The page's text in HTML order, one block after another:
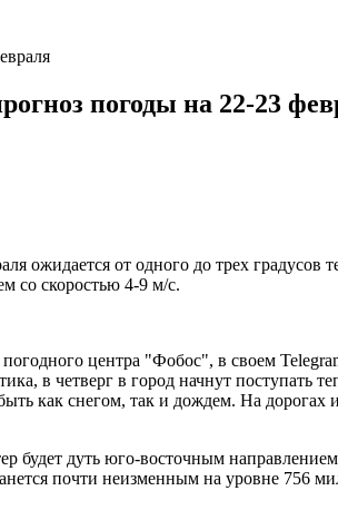
погоды на 22-23
ожидается от одного до трех
со скоростью 4-9 м/с.
центра "Фобос", в своем
в четверг в город начнут
как снегом, так и дождем. На
дуть юго-восточным
почти неизменным на уровне 756